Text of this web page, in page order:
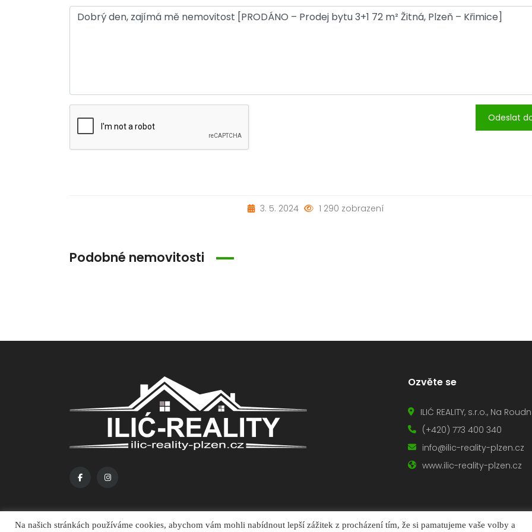
Odeslat
3. 5. 2024 1 290 zobrazení
Podobné nemovitosti
Ozvěte se
ILIĆ REALITY, s.r.o., Na
(+420) 773 400 340
info@ilic-reality-plzen.cz
www.ilic-reality-plzen.cz
Na našich stránkách používáme cookies, abychom vám mohli nabídnout lepší zážitek z procházení tím, že si pamatujeme vaše volby a